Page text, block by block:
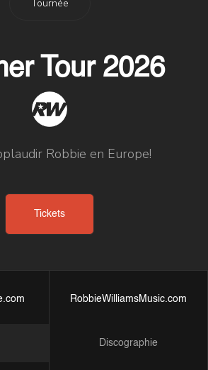
Tournée
Tour 2026
Robbie en Europe!
Tickets
RobbieWilliamsMusic.com
Discographie